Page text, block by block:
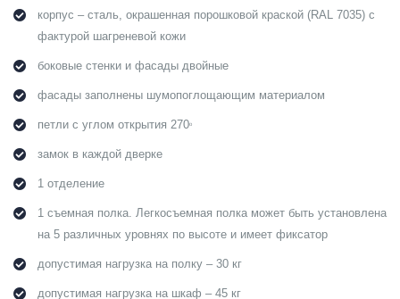
корпус – сталь, окрашенная порошковой краской (RAL 7035) с
фактурой шагреневой кожи
боковые стенки и фасады двойные
фасады заполнены шумопоглощающим материалом
петли с углом открытия 270о
замок в каждой дверке
1 отделение
1 съемная полка. Легкосъемная полка может быть установлена
на 5 различных уровнях по высоте и имеет фиксатор
допустимая нагрузка на полку – 30 кг
допустимая нагрузка на шкаф – 45 кг